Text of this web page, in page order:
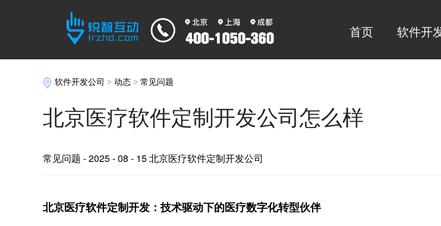
首页 软件开
软件开发公司 >动态 >常见问题
北京医疗软件定制开发公司怎么样
常见问题 - 2025 - 08 - 15 北京医疗软件定制开发公司
北京医疗软件定制开发：技术驱动下的医疗数字化转型伙伴